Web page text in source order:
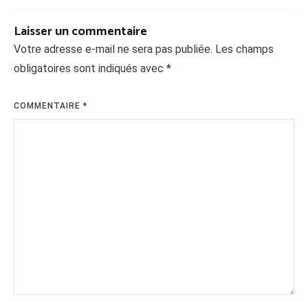
Laisser un commentaire
Votre adresse e-mail ne sera pas publiée. Les champs
obligatoires sont indiqués avec *
COMMENTAIRE*